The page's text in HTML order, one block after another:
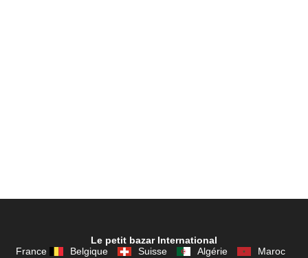
Le petit bazar International
France
Belgique Suisse Algérie
Maroc